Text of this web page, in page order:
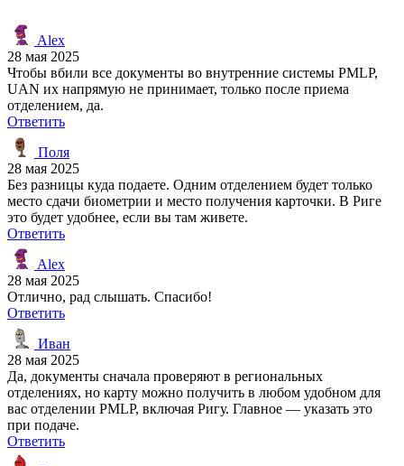
Alex
28 мая 2025
Чтобы вбили все документы во внутренние системы PMLP,
UAN их напрямую не принимает, только после приема
отделением, да.
Ответить
Поля
28 мая 2025
Без разницы куда подаете. Одним отделением будет только
место сдачи биометрии и место получения карточки. В Риге
это будет удобнее, если вы там живете.
Ответить
Alex
28 мая 2025
Отлично, рад слышать. Спасибо!
Ответить
Иван
28 мая 2025
Да, документы сначала проверяют в региональных
отделениях, но карту можно получить в любом удобном для
вас отделении PMLP, включая Ригу. Главное — указать это
при подаче.
Ответить